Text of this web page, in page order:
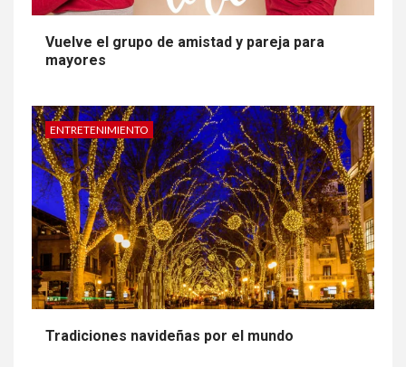
Vuelve el grupo de amistad y pareja para
mayores
ENTRETENIMIENTO
Tradiciones navideñas por el mundo